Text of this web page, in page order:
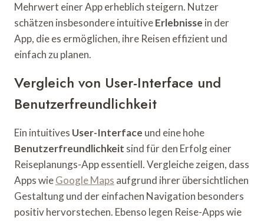
Mehrwert einer App erheblich steigern. Nutzer
schätzen insbesondere intuitiveErlebnisse in der
App, die es ermöglichen, ihre Reisen effizient und
einfach zu planen.
Vergleich von User-Interface und
Benutzerfreundlichkeit
Ein intuitives User-Interface und eine hohe
Benutzerfreundlichkeit sind für den Erfolg einer
Reiseplanungs-App essentiell. Vergleiche zeigen, dass
Apps wieGoogle Maps aufgrund ihrer übersichtlichen
Gestaltung und der einfachen Navigation besonders
positiv hervorstechen. Ebenso legen Reise-Apps wie